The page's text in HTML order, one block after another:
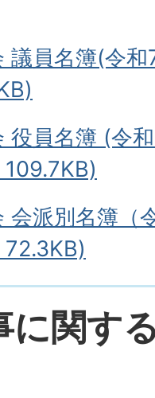
議員名簿(令
役員名簿 (令
会派別名簿（
に関す